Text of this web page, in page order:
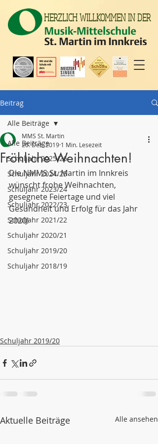
HERZLICH WILLKOMMEN IN DER
Beitrag
Alle Beiträge
Schuljahr 2025/26
Schuljahr 2024/25
Schuljahr 2023/24
Schuljahr 2022/23
Schuljahr 2021/22
Schuljahr 2020/21
Schuljahr 2019/20
Schuljahr 2018/19
Alle Beiträge
Fröhliche Weihnachten!
MMS St. Martin
20. Dez. 2019 1 Min. Lesezeit
Die NMMS St. Martin im Innkreis
wünscht frohe Weihnachten,
gesegnete Feiertage und viel
Gesundheit und Erfolg für das Jahr
2020!
Schuljahr 2019/20
Aktuelle Beiträge Alle ansehen